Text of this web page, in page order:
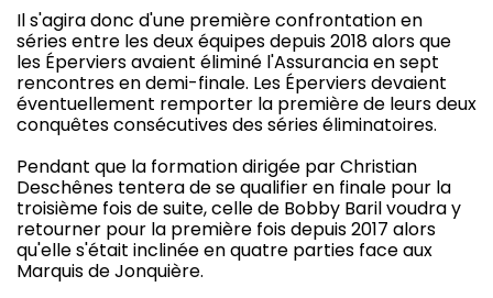
Il s'agira donc d'une première confrontation en
séries entre les deux équipes depuis 2018 alors que
les Éperviers avaient éliminé l'Assurancia en sept
rencontres en demi-finale. Les Éperviers devaient
éventuellement remporter la première de leurs deux
conquêtes consécutives des séries éliminatoires.
Pendant que la formation dirigée par Christian
Deschênes tentera de se qualifier en finale pour la
troisième fois de suite, celle de Bobby Baril voudra y
retourner pour la première fois depuis 2017 alors
qu'elle s'était inclinée en quatre parties face aux
Marquis de Jonquière.